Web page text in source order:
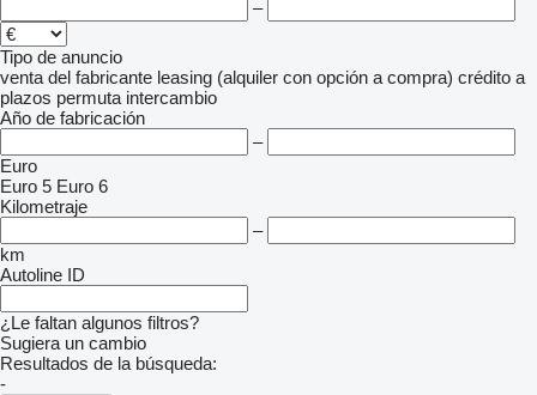
–
Tipo de anuncio
venta del fabricante leasing (alquiler con opción a compra) crédito a
plazos permuta intercambio
Año de fabricación
–
Euro
Euro 5 Euro 6
Kilometraje
–
km
Autoline ID
¿Le faltan algunos filtros?
Sugiera un cambio
Resultados de la búsqueda:
-